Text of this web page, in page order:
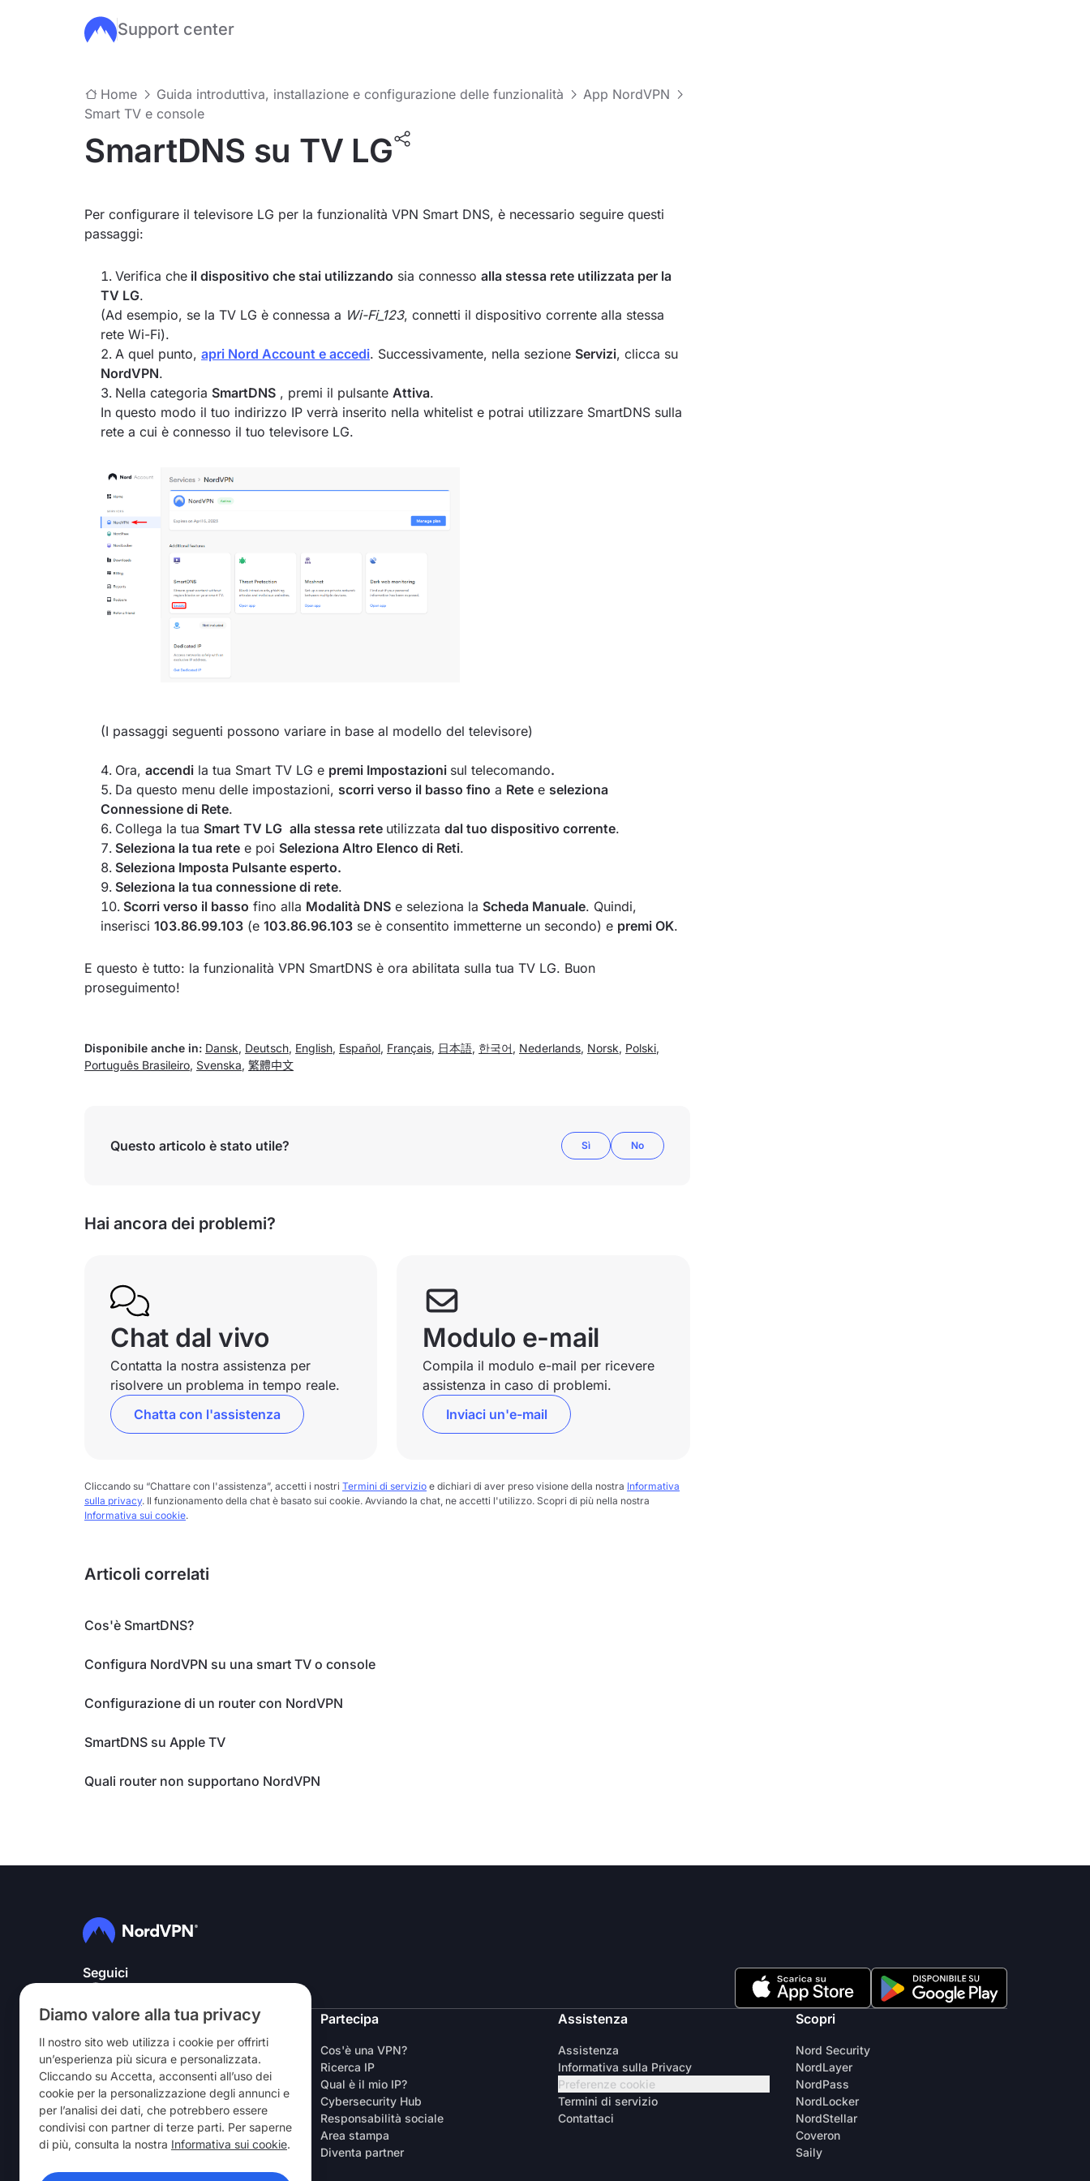
Diamo valore alla tua privacy
Il nostro sito web utilizza i cookie per offrirti
un’esperienza più sicura e personalizzata.
Cliccando su Accetta, acconsenti all’uso dei
cookie per la personalizzazione degli annunci e
per l’analisi dei dati, che potrebbero essere
condivisi con partner di terze parti. Per saperne
di più, consulta la nostra Informativa sui cookie.
Salta al contenuto principale
Support center
Home Guida introduttiva, installazione e configurazione delle funzionalità
App NordVPN
Smart TV e console
SmartDNS su TV LG
Per configurare il televisore LG per la funzionalità VPN Smart DNS, è necessario seguire questi
passaggi:
Verifica che il dispositivo che stai utilizzando sia connesso alla stessa rete utilizzata per la
TV LG.
(Ad esempio, se la TV LG è connessa a Wi-Fi_123, connetti il dispositivo corrente alla stessa
rete Wi-Fi).
A quel punto, apri Nord Account e accedi. Successivamente, nella sezione Servizi, clicca su
NordVPN.
Nella categoria SmartDNS , premi il pulsante Attiva.
In questo modo il tuo indirizzo IP verrà inserito nella whitelist e potrai utilizzare SmartDNS sulla
rete a cui è connesso il tuo televisore LG.
(I passaggi seguenti possono variare in base al modello del televisore)
Ora, accendi la tua Smart TV LG e premi Impostazioni sul telecomando.
Da questo menu delle impostazioni, scorri verso il basso fino a Rete e seleziona
Connessione di Rete.
Collega la tua Smart TV LG alla stessa rete utilizzata dal tuo dispositivo corrente.
Seleziona la tua rete e poi Seleziona Altro Elenco di Reti.
Seleziona Imposta Pulsante esperto.
Seleziona la tua connessione di rete.
Scorri verso il basso fino alla Modalità DNS e seleziona la Scheda Manuale. Quindi,
inserisci 103.86.99.103 (e 103.86.96.103 se è consentito immetterne un secondo) e premi OK.
E questo è tutto: la funzionalità VPN SmartDNS è ora abilitata sulla tua TV LG. Buon
proseguimento!
Disponibile anche in: Dansk, Deutsch, English, Español, Français, 日本語, 한국어 , Nederlands, Norsk, Polski,
Português Brasileiro, Svenska, 繁體中文
Questo articolo è stato utile? Sì No
Hai ancora dei problemi?
Chat dal vivo
Contatta la nostra assistenza per
risolvere un problema in tempo reale.
Chatta con l'assistenza
Modulo e-mail
Compila il modulo e-mail per ricevere
assistenza in caso di problemi.
Inviaci un'e-mail
Cliccando su “Chattare con l'assistenza”, accetti i nostri Termini di servizio e dichiari di aver preso visione della nostra Informativa
sulla privacy. Il funzionamento della chat è basato sui cookie. Avviando la chat, ne accetti l'utilizzo. Scopri di più nella nostra
Informativa sui cookie.
Articoli correlati
Cos'è SmartDNS?
Configura NordVPN su una smart TV o console
Configurazione di un router con NordVPN
SmartDNS su Apple TV
Quali router non supportano NordVPN
Seguici
NordVPN
Chi siamo
Lavora con noi
Prova la VPN gratuitamente
Router VPN
Recensioni
Sconto per studenti e lavoratori
Dove acquistarla
Invita un amico
Partecipa
Cos'è una VPN?
Ricerca IP
Qual è il mio IP?
Cybersecurity Hub
Responsabilità sociale
Area stampa
Diventa partner
Assistenza
Assistenza
Informativa sulla Privacy
Preferenze cookie
Termini di servizio
Contattaci
Scopri
Nord Security
NordLayer
NordPass
NordLocker
NordStellar
Coveron
Saily